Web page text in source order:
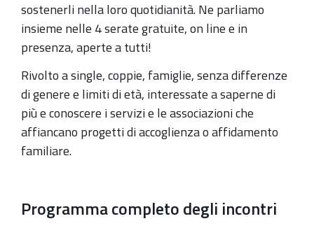
5
incontri
informativi/formativi
sui
temi
dell'accoglienza
e
dell'affidamento
a
sostenerli nella loro quotidianità. Ne parliamo
insieme nelle 4 serate gratuite, on line e in
presenza, aperte a tutti!
Rivolto a single, coppie, famiglie, senza differenze
di genere e limiti di età, interessate a saperne di
più e conoscere i servizi e le associazioni che
affiancano progetti di accoglienza o affidamento
familiare.
Programma completo degli incontri